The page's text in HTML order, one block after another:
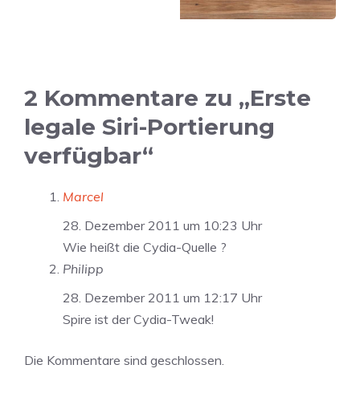
2 Kommentare zu „Erste
legale Siri-Portierung
verfügbar“
Marcel
28. Dezember 2011 um 10:23 Uhr
Wie heißt die Cydia-Quelle ?
Philipp
28. Dezember 2011 um 12:17 Uhr
Spire ist der Cydia-Tweak!
Die Kommentare sind geschlossen.